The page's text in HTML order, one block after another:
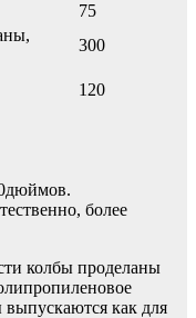
75
300
120
более
колбы проделаны
как для